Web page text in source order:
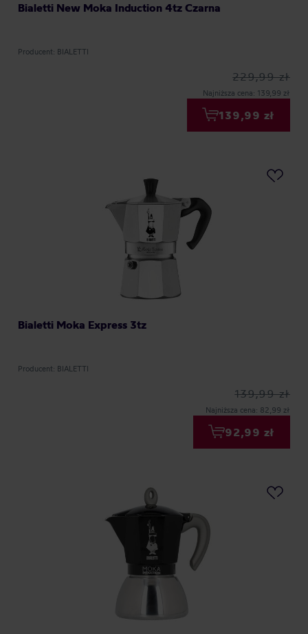
Bialetti New Moka Induction 4tz Czarna
Producent: BIALETTI
229,99 zł
Najniższa cena: 139,99 zł
139,99 zł
Bialetti Moka Express 3tz
Producent: BIALETTI
139,99 zł
Najniższa cena: 82,99 zł
92,99 zł